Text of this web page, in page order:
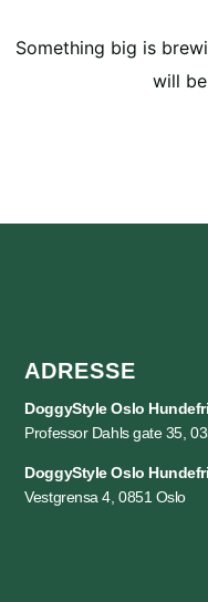
Something big is
will
ADRESSE
DoggyStyle Oslo
Professor Dahls gate 35,
DoggyStyle Oslo
Vestgrensa 4, 0851 Oslo